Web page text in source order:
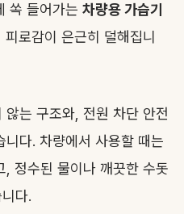
쏙 들어가는 차량용 가습기
로감이 은근히 덜해집니
는 구조와, 전원 차단 안전
다. 차량에서 사용할 때는
, 정수된 물이나 깨끗한 수돗
다.